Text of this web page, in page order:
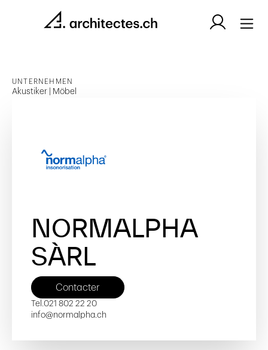
UNTERNEHMEN
Akustiker | Möbel
NORMALPHA
SÀRL
Contacter
Tel.021 802 22 20
info@normalpha.ch